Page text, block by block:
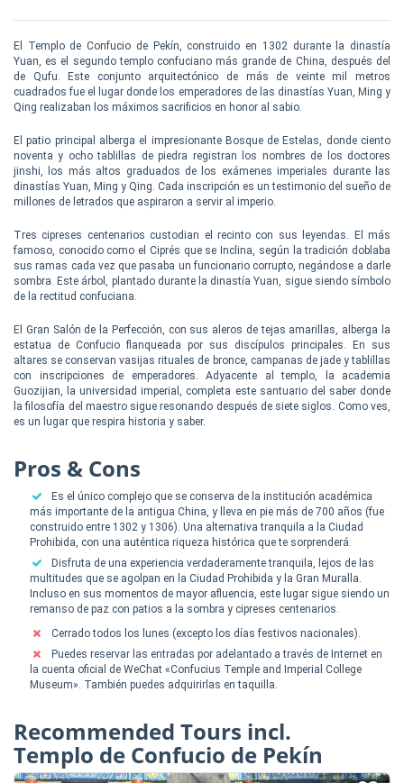
El Templo de Confucio de Pekín, construido en 1302 durante la dinastía
Yuan, es el segundo templo confuciano más grande de China, después del
de Qufu. Este conjunto arquitectónico de más de veinte mil metros
cuadrados fue el lugar donde los emperadores de las dinastías Yuan, Ming y
Qing realizaban los máximos sacrificios en honor al sabio.
El patio principal alberga el impresionante Bosque de Estelas, donde ciento
noventa y ocho tablillas de piedra registran los nombres de los doctores
jinshi, los más altos graduados de los exámenes imperiales durante las
dinastías Yuan, Ming y Qing. Cada inscripción es un testimonio del sueño de
millones de letrados que aspiraron a servir al imperio.
Tres cipreses centenarios custodian el recinto con sus leyendas. El más
famoso, conocido como el Ciprés que se Inclina, según la tradición doblaba
sus ramas cada vez que pasaba un funcionario corrupto, negándose a darle
sombra. Este árbol, plantado durante la dinastía Yuan, sigue siendo símbolo
de la rectitud confuciana.
El Gran Salón de la Perfección, con sus aleros de tejas amarillas, alberga la
estatua de Confucio flanqueada por sus discípulos principales. En sus
altares se conservan vasijas rituales de bronce, campanas de jade y tablillas
con inscripciones de emperadores. Adyacente al templo, la academia
Guozijian, la universidad imperial, completa este santuario del saber donde
la filosofía del maestro sigue resonando después de siete siglos. Como ves,
es un lugar que respira historia y saber.
Pros & Cons
Es el único complejo que se conserva de la institución académica
más importante de la antigua China, y lleva en pie más de 700 años (fue
construido entre 1302 y 1306). Una alternativa tranquila a la Ciudad
Prohibida, con una auténtica riqueza histórica que te sorprenderá.
Disfruta de una experiencia verdaderamente tranquila, lejos de las
multitudes que se agolpan en la Ciudad Prohibida y la Gran Muralla.
Incluso en sus momentos de mayor afluencia, este lugar sigue siendo un
remanso de paz con patios a la sombra y cipreses centenarios.
Cerrado todos los lunes (excepto los días festivos nacionales).
Puedes reservar las entradas por adelantado a través de Internet en
la cuenta oficial de WeChat «Confucius Temple and Imperial College
Museum». También puedes adquirirlas en taquilla.
Recommended Tours incl.
Templo de Confucio de Pekín